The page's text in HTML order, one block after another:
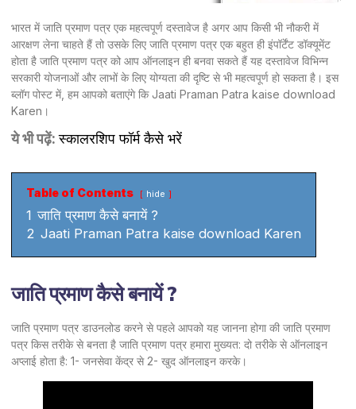
भारत में जाति प्रमाण पत्र एक महत्वपूर्ण दस्तावेज है अगर आप किसी भी नौकरी में
आरक्षण लेना चाहते हैं तो उसके लिए जाति प्रमाण पत्र एक बहुत ही इंपॉर्टेंट डॉक्यूमेंट
होता है जाति प्रमाण पत्र को आप ऑनलाइन ही बनवा सकते हैं यह दस्तावेज विभिन्न
सरकारी योजनाओं और लाभों के लिए योग्यता की दृष्टि से भी महत्वपूर्ण हो सकता है। इस
ब्लॉग पोस्ट में, हम आपको बताएंगे कि Jaati Praman Patra kaise download
Karen।
ये भी पढ़ें:स्कालरशिप फॉर्म कैसे भरें
Table of Contents hide
1 जाति प्रमाण कैसे बनायें ?
2 Jaati Praman Patra kaise download Karen
जाति प्रमाण कैसे बनायें ?
जाति प्रमाण पत्र डाउनलोड करने से पहले आपको यह जानना होगा की जाति प्रमाण
पत्र किस तरीके से बनता है जाति प्रमाण पत्र हमारा मुख्यत: दो तरीके से ऑनलाइन
अप्लाई होता है: 1- जनसेवा केंद्र से 2- खुद ऑनलाइन करके।